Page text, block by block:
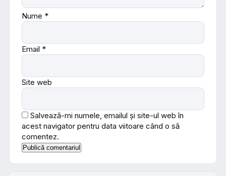
Nume *
Email *
Site web
Salvează-mi numele, emailul și site-ul web în
acest navigator pentru data viitoare când o să
comentez.